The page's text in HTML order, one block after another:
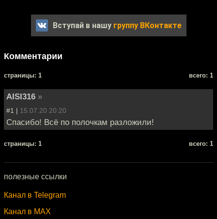
Вступай в нашу группу ВКонтакте
Комментарии
cтраницы: 1 всего: 1
AISI316 »
#1 | 15.07.20 20:20
Спасибо! Всё по полочкам разложили!
cтраницы: 1 всего: 1
полезные ссылки
Канал в Telegram
Канал в MAX